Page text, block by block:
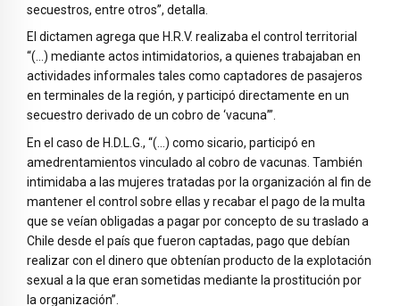
secuestros, entre otros”, detalla.
El dictamen agrega que H.R.V. realizaba el control territorial
“(…) mediante actos intimidatorios, a quienes trabajaban en
actividades informales tales como captadores de pasajeros
en terminales de la región, y participó directamente en un
secuestro derivado de un cobro de ‘vacuna’”.
En el caso de H.D.L.G., “(…) como sicario, participó en
amedrentamientos vinculado al cobro de vacunas. También
intimidaba a las mujeres tratadas por la organización al fin de
mantener el control sobre ellas y recabar el pago de la multa
que se veían obligadas a pagar por concepto de su traslado a
Chile desde el país que fueron captadas, pago que debían
realizar con el dinero que obtenían producto de la explotación
sexual a la que eran sometidas mediante la prostitución por
la organización”.